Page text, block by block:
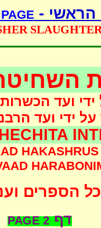
הראשי -
SLAUGHTER
ועד
על ידי ועד
HAKASHRUS
הספרים
דף 2
PAGE